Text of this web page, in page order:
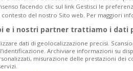
facendo clic sul link Gestisci le
contesto del nostro Sito web. Per maggiori
e i nostri partner trattiamo i dati
dati di geolocalizzazione precisi.
Archiviare informazioni su
misurazione delle prestazioni dei